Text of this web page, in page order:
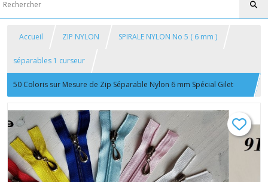
Accueil ZIP NYLON SPIRALE NYLON No 5 ( 6 mm )
séparables 1 curseur
50 Coloris sur Mesure de Zip Séparable Nylon 6 mm Spécial Gilet
léger + Tirette Goutte d'eau